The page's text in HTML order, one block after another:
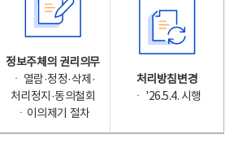
정보주체의 권리의무
ㆍ 열람·정정·삭제·
처리정지·동의철회
ㆍ이의제기 절차
처리방침변경
ㆍ '26.5.4. 시행